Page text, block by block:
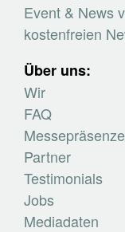
Event & News
kostenfreien
Über uns:
Wir
FAQ
Partner
Testimonials
Jobs
Mediadaten